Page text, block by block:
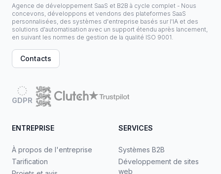
Agence de développement SaaS et B2B à cycle complet - Nous
concevons, développons et vendons des plateformes SaaS
personnalisées, des systèmes d'entreprise basés sur l'IA et des
solutions d'automatisation avec un support étendu après lancement,
en suivant les normes de gestion de la qualité ISO 9001.
Contacts
GDPR
ENTREPRISE
À propos de l'entreprise
Tarification
SERVICES
Systèmes B2B
Développement de sites
web